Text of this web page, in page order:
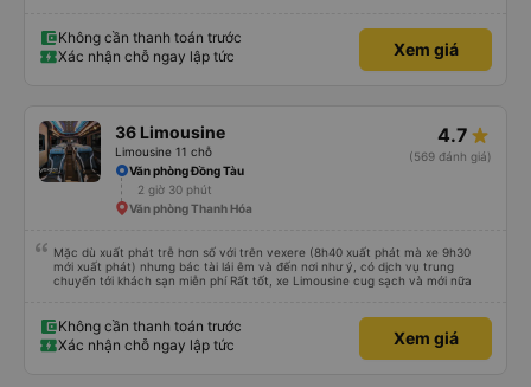
trình đặt vé, từ việc giữ chỗ, xác nhận thông tin đến nhắc nhở giờ xe chạy.
Sự tận tâm và chu đáo này giúp khách hàng cảm thấy yên tâm và tin tưởng
hơn khi sử dụng dịch vụ của nhà xe Đức Phát. Thái độ làm việc nghiêm túc,
khen ngợi trong lĩnh vực dịch vụ vận tải hành khách.
Không cần thanh toán trước
Xác nhận chỗ ngay lập tức
Xem giá
36 Limousine
Limousine 11 chỗ
4.7
(569 đánh giá)
Văn phòng Đồng Tàu
2 giờ 30 phút
Văn phòng Thanh Hóa
Mặc dù xuất phát trễ hơn số với trên vexere (8h40 xuất phát mà xe 9h30
mới xuất phát) nhưng bác tài lái êm và đến nơi như ý, có dịch vụ trung
chuyển tới khách sạn miễn phí Rất tốt, xe Limousine cug sạch và mới nữa
Không cần thanh toán trước
Xác nhận chỗ ngay lập tức
Xem giá